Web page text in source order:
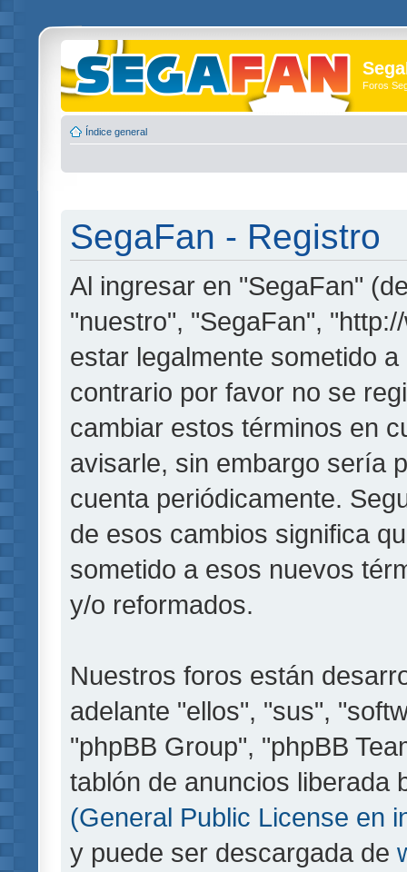
Foros
Índice general
SegaFan - Registro
Al ingresar en "SegaFan"
"nuestro", "SegaFan",
estar legalmente sometido
contrario por favor no se
cambiar estos términos en
avisarle, sin embargo sería
cuenta periódicamente.
de esos cambios significa
sometido a esos nuevos
y/o reformados.
Nuestros foros están
adelante "ellos", "sus",
"phpBB Group", "phpBB
tablón de anuncios liberada
(General Public License en
y puede ser descargada de